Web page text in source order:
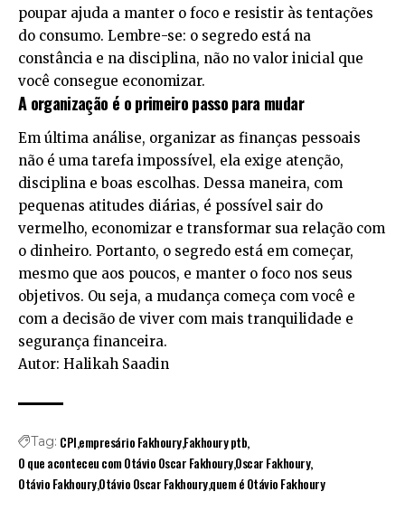
poupar ajuda a manter o foco e resistir às tentações
do consumo. Lembre-se: o segredo está na
constância e na disciplina, não no valor inicial que
você consegue economizar.
A organização é o primeiro passo para mudar
Em última análise, organizar as finanças pessoais
não é uma tarefa impossível, ela exige atenção,
disciplina e boas escolhas. Dessa maneira, com
pequenas atitudes diárias, é possível sair do
vermelho, economizar e transformar sua relação com
o dinheiro. Portanto, o segredo está em começar,
mesmo que aos poucos, e manter o foco nos seus
objetivos. Ou seja, a mudança começa com você e
com a decisão de viver com mais tranquilidade e
segurança financeira.
Autor: Halikah Saadin
Tag: CPIempresário FakhouryFakhoury ptb
O que aconteceu com Otávio Oscar FakhouryOscar Fakhoury
Otávio FakhouryOtávio Oscar Fakhouryquem é Otávio Fakhoury